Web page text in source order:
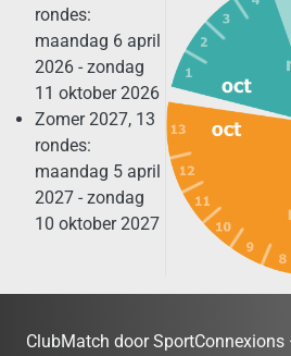
rondes:
maandag 6 april
2026 - zondag
11 oktober 2026
Zomer 2027, 13
rondes:
maandag 5 april
2027 - zondag
10 oktober 2027
ClubMatch door